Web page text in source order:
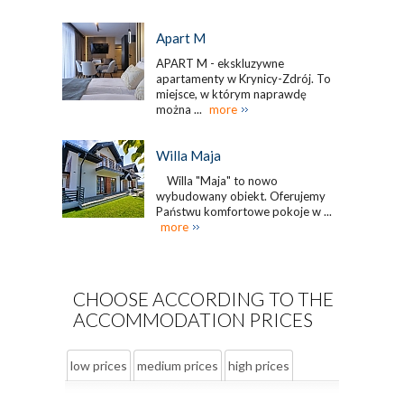
Apart M
APART M - ekskluzywne
apartamenty w Krynicy-Zdrój. To
miejsce, w którym naprawdę
można ... more
Willa Maja
Willa "Maja" to nowo
wybudowany obiekt. Oferujemy
Państwu komfortowe pokoje w ...
more
CHOOSE ACCORDING TO THE
ACCOMMODATION PRICES
low prices medium prices high prices